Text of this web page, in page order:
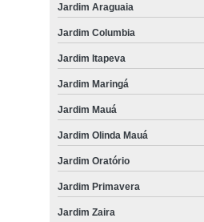
Jardim Araguaia
Jardim Columbia
Jardim Itapeva
Jardim Maringá
Jardim Mauá
Jardim Olinda Mauá
Jardim Oratório
Jardim Primavera
Jardim Zaira